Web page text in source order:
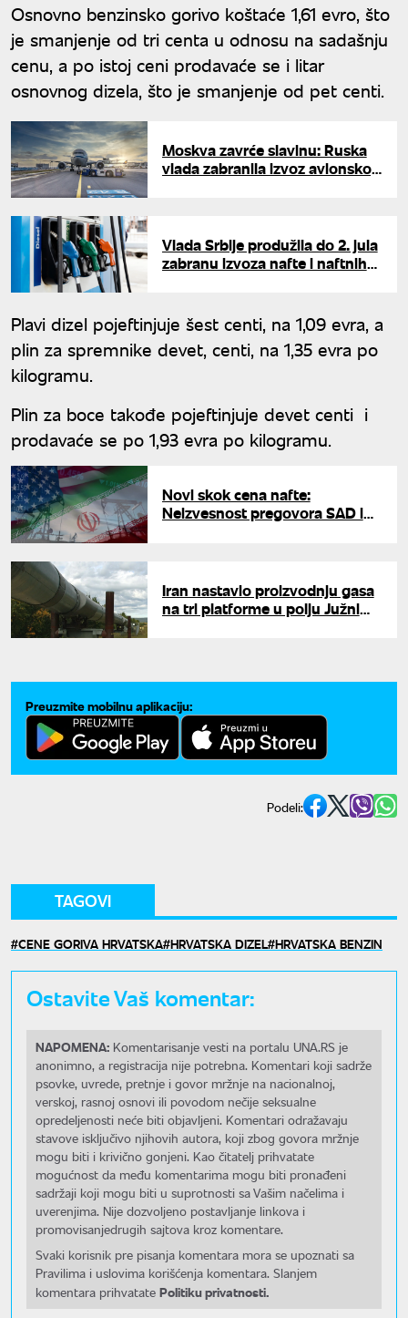
Osnovno benzinsko gorivo koštaće 1,61 evro, što
je smanjenje od tri centa u odnosu na sadašnju
cenu, a po istoj ceni prodavaće se i litar
osnovnog dizela, što je smanjenje od pet centi.
Moskva zavrće slavinu: Ruska
vlada zabranila izvoz avionskog
Vlada Srbije produžila do 2. jula
zabranu izvoza nafte i naftnih
Plavi dizel pojeftinjuje šest centi, na 1,09 evra, a
plin za spremnike devet, centi, na 1,35 evra po
kilogramu.
Plin za boce takođe pojeftinjuje devet centi i
prodavaće se po 1,93 evra po kilogramu.
Novi skok cena nafte:
Neizvesnost pregovora SAD i
Iran nastavio proizvodnju gasa
na tri platforme u polju Južni
Preuzmite mobilnu aplikaciju:
Podeli:
TAGOVI
CENE GORIVA HRVATSKA HRVATSKA DIZEL HRVATSKA BENZIN
Ostavite Vaš komentar:
NAPOMENA: Komentarisanje vesti na portalu UNA.RS je
anonimno, a registracija nije potrebna. Komentari koji sadrže
psovke, uvrede, pretnje i govor mržnje na nacionalnoj,
verskoj, rasnoj osnovi ili povodom nečije seksualne
opredeljenosti neće biti objavljeni. Komentari odražavaju
stavove isključivo njihovih autora, koji zbog govora mržnje
mogu biti i krivično gonjeni. Kao čitatelj prihvatate
mogućnost da među komentarima mogu biti pronađeni
sadržaji koji mogu biti u suprotnosti sa Vašim načelima i
uverenjima. Nije dozvoljeno postavljanje linkova i
promovisanjedrugih sajtova kroz komentare.
Svaki korisnik pre pisanja komentara mora se upoznati sa
Pravilima i uslovima korišćenja komentara. Slanjem
komentara prihvatate Politiku privatnosti.